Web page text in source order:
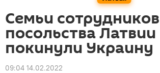
Семьи сотрудников
посольства Латвии
покинули Украину
09:04 14.02.2022